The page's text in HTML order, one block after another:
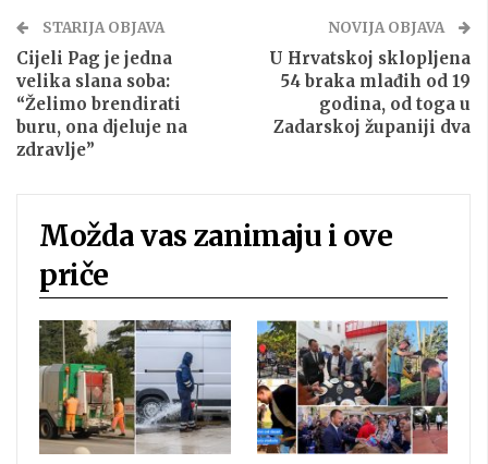
STARIJA OBJAVA
Cijeli Pag je jedna
velika slana soba:
“Želimo brendirati
buru, ona djeluje na
zdravlje”
NOVIJA OBJAVA
U Hrvatskoj sklopljena
54 braka mlađih od 19
godina, od toga u
Zadarskoj županiji dva
Možda vas zanimaju i ove
priče